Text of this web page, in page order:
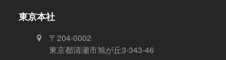
東京本社
〒204-0002
東京都清瀬市旭が丘3-343-46